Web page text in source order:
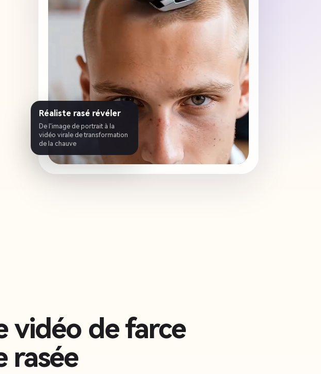
Réaliste rasé révéler
De l'image de portrait à la
vidéo virale de transformation
de la chauve
vidéo de farce
rasée